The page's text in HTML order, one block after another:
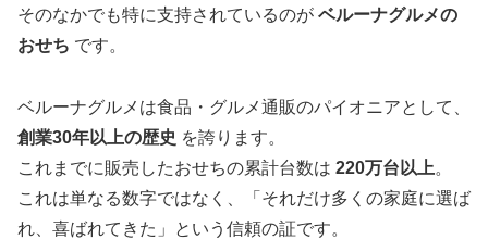
そのなかでも特に支持されているのが ベルーナグルメの
おせち です。
ベルーナグルメは食品・グルメ通販のパイオニアとして、
創業30年以上の歴史 を誇ります。
これまでに販売したおせちの累計台数は 220万台以上。
これは単なる数字ではなく、「それだけ多くの家庭に選ば
れ、喜ばれてきた」という信頼の証です。